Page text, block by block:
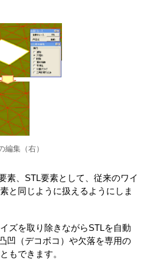
編集（右）
素、STL要素として、従来のワイ
と同じように扱えるようにしま
ズを取り除きながらSTLを自動
凹（デコボコ）や欠落を専用の
もできます。